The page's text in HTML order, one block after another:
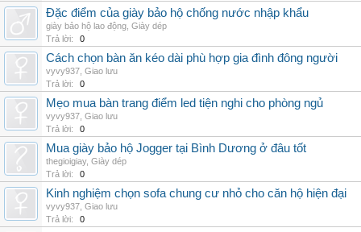
Đặc điểm của giày bảo hộ chống nước nhập khẩu
giày bảo hộ lao động Giày dép
Trả lời:
0
Cách chọn bàn ăn kéo dài phù hợp gia đình đông người
vyvy937 Giao lưu
Trả lời:
0
Mẹo mua bàn trang điểm led tiện nghi cho phòng ngủ
vyvy937 Giao lưu
Trả lời:
0
Mua giày bảo hộ Jogger tại Bình Dương ở đâu tốt
thegioigiay, Giày dép
Trả lời:
0
Kinh nghiệm chọn sofa chung cư nhỏ cho căn hộ hiện đại
vyvy937 Giao lưu
Trả lời:
0